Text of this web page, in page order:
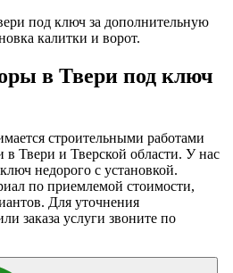
под ключ за дополнительную
калитки и ворот.
в Твери под ключ
строительными работами
в Твери и Тверской области. У нас
недорого с установкой.
по приемлемой стоимости,
Для уточнения
заказа услуги звоните по